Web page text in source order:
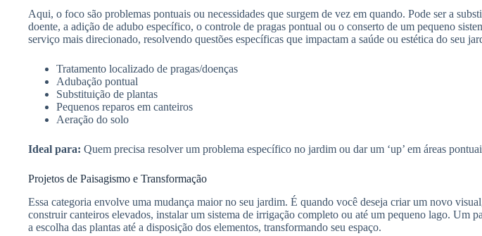
Aqui, o foco são problemas pontuais ou necessidades que surgem de vez em quando. Pode ser a
doente, a adição de adubo específico, o controle de pragas pontual ou o conserto de um pequeno
serviço mais direcionado, resolvendo questões específicas que impactam a saúde ou estética do seu
Tratamento localizado de pragas/doenças
Adubação pontual
Substituição de plantas
Pequenos reparos em canteiros
Aeração do solo
Ideal para: Quem precisa resolver um problema específico no jardim ou dar um ‘up’ em áreas
Projetos de Paisagismo e Transformação
Essa categoria envolve uma mudança maior no seu jardim. É quando você deseja criar um novo
construir canteiros elevados, instalar um sistema de irrigação completo ou até um pequeno lago. Um
a escolha das plantas até a disposição dos elementos, transformando seu espaço.